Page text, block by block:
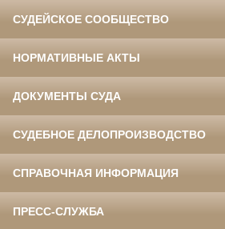
СУДЕЙСКОЕ СООБЩЕСТВО
НОРМАТИВНЫЕ АКТЫ
ДОКУМЕНТЫ СУДА
СУДЕБНОЕ ДЕЛОПРОИЗВОДСТВО
СПРАВОЧНАЯ ИНФОРМАЦИЯ
ПРЕСС-СЛУЖБА